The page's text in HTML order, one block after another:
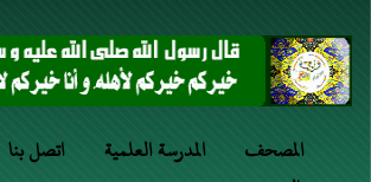
اتصل بنا المدرسة العلمية
المصحف